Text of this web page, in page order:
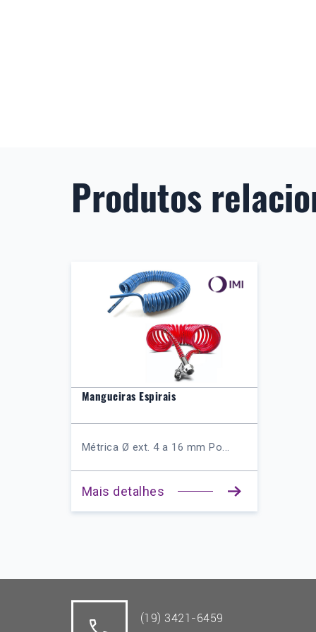
Produtos
Mangueiras Espirais
Métrica Ø ext. 4 a 16 mm Po...
Mais detalhes
(19) 3421-6459